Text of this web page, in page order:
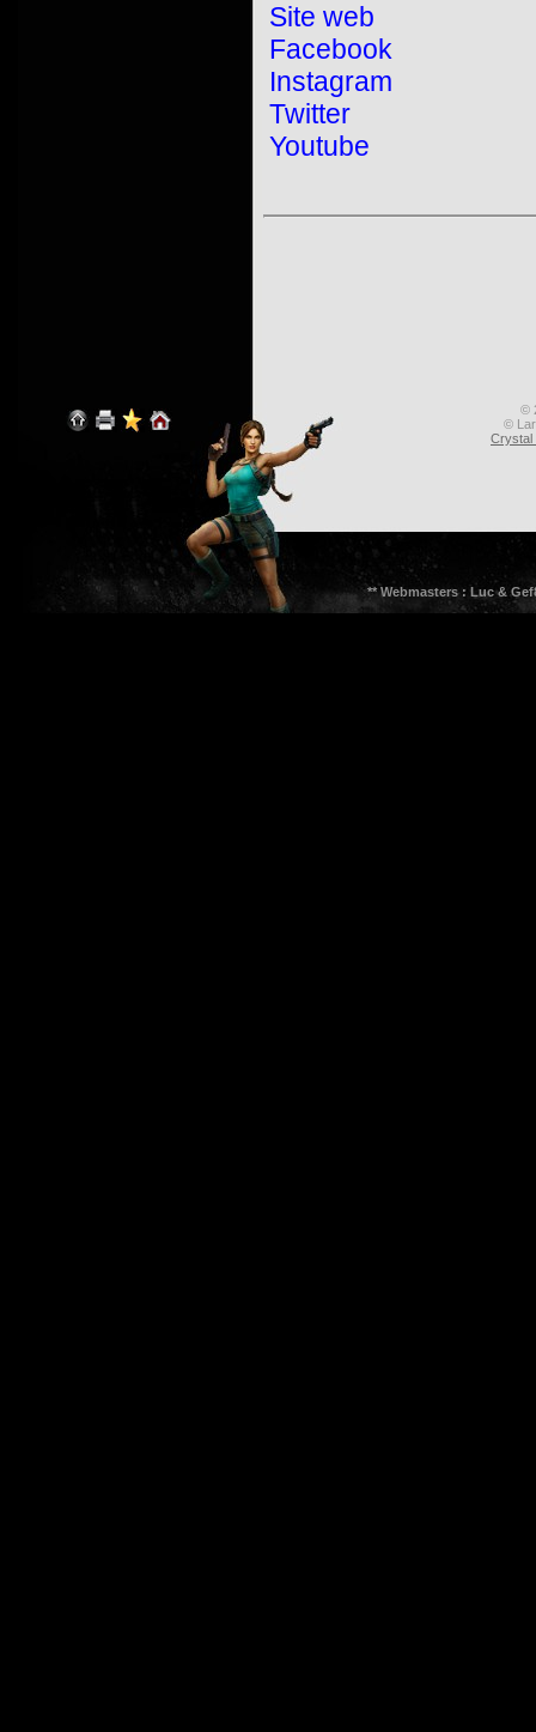
Site web
Facebook
Instagram
Twitter
Youtube
©
©
Crystal
** Webmasters : Luc &